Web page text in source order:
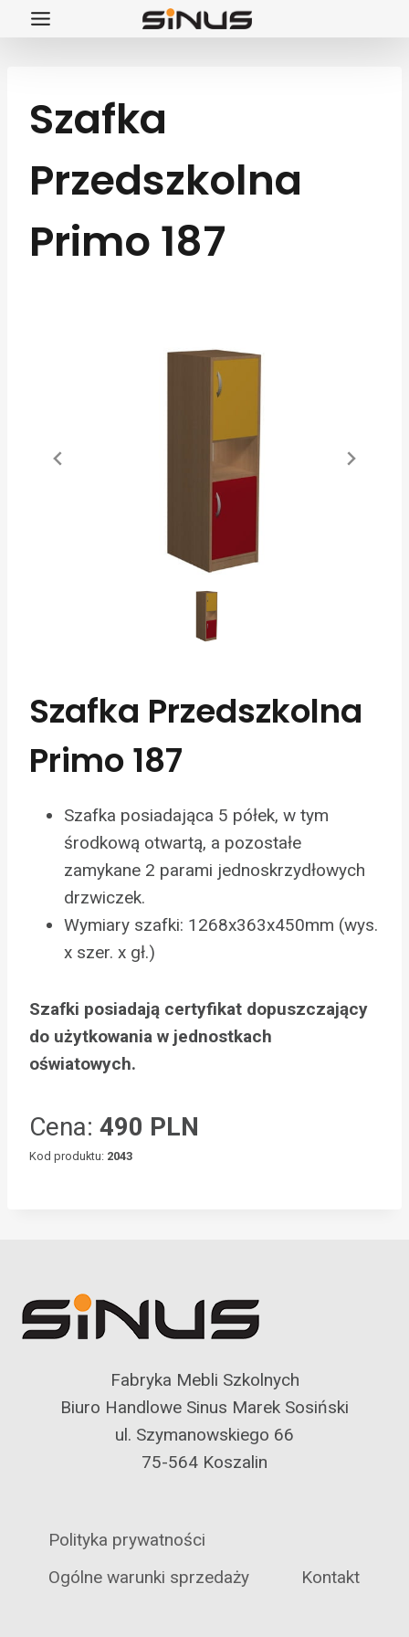
Przejdź
Szafka
Przedszkolna
Primo 187
Szafka Przedszkolna
Primo 187
Szafka posiadająca 5 półek, w tym
środkową otwartą, a pozostałe
zamykane 2 parami jednoskrzydłowych
drzwiczek.
Wymiary szafki: 1268x363x450mm (wys.
x szer. x gł.)
Szafki posiadają certyfikat dopuszczający
do użytkowania w jednostkach
oświatowych.
Cena: 490 PLN
Kod produktu: 2043
Fabryka Mebli Szkolnych
Biuro Handlowe Sinus Marek Sosiński
ul. Szymanowskiego 66
75-564 Koszalin
Polityka prywatności
Ogólne warunki sprzedaży
Kontakt